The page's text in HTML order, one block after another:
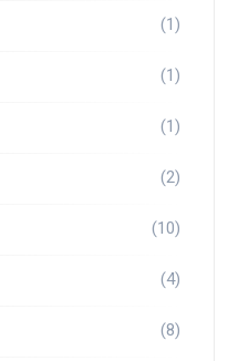
(1)
(1)
(1)
(2)
(10)
(4)
(8)